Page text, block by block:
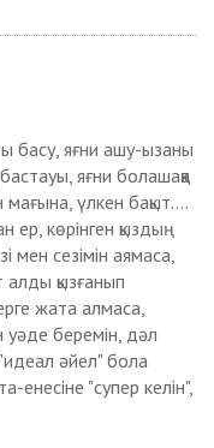
басу, яғни ашу-ызаны
яғни болашаққа
үлкен бақыт....
ер, көрінген қыздың
мен сезімін аямаса,
қызғанып
жата алмаса,
уәде беремін, дәл
"идеал әйел" бола
енесіне "супер келін",